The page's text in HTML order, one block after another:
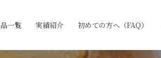
一覧 実績紹介 初めての方へ（FAQ）